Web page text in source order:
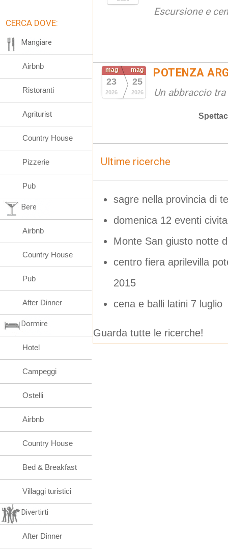
Escursione e
mag
23
2026
mag
25
2026
POTENZA
Un abbraccio
Ultime ricerche
sagre nella provincia di
domenica 12 eventi
Monte San giusto notte
centro fiera aprilevilla
2015
cena e balli latini 7 luglio
Guarda tutte le ricerche!
CERCA DOVE:
Mangiare
Airbnb
Ristoranti
Agriturist
Country House
Pizzerie
Pub
Bere
Airbnb
Country House
Pub
After Dinner
Dormire
Hotel
Campeggi
Ostelli
Airbnb
Country House
Bed & Breakfast
Villaggi turistici
Divertirti
After Dinner